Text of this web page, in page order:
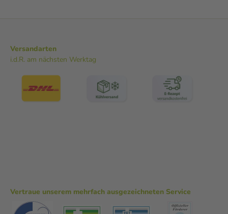
Versandarten
i.d.R. am nächsten Werktag
Vertraue unserem mehrfach ausgezeichneten Service